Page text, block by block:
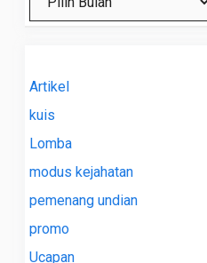
Artikel
kuis
Lomba
modus kejahatan
pemenang undian
promo
Ucapan